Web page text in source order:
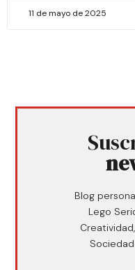
11 de mayo de 2025
Blog
Lego